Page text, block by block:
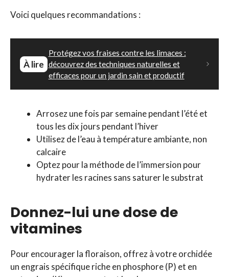
Voici quelques recommandations :
À lire
Protégez vos fraises contre les limaces :
découvrez des techniques naturelles et
efficaces pour un jardin sain et productif
Arrosez une fois par semaine pendant l’été et
tous les dix jours pendant l’hiver
Utilisez de l’eau à température ambiante, non
calcaire
Optez pour la méthode de l’immersion pour
hydrater les racines sans saturer le substrat
Donnez-lui une dose de
vitamines
Pour encourager la floraison, offrez à votre orchidée
un engrais spécifique riche en phosphore (P) et en